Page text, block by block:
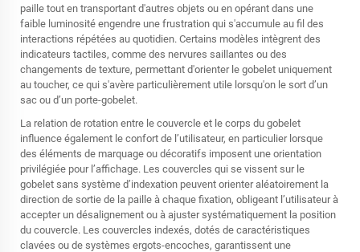
paille tout en transportant d'autres objets ou en opérant dans une
faible luminosité engendre une frustration qui s'accumule au fil des
interactions répétées au quotidien. Certains modèles intègrent des
indicateurs tactiles, comme des nervures saillantes ou des
changements de texture, permettant d'orienter le gobelet uniquement
au toucher, ce qui s'avère particulièrement utile lorsqu'on le sort d’un
sac ou d’un porte-gobelet.
La relation de rotation entre le couvercle et le corps du gobelet
influence également le confort de l’utilisateur, en particulier lorsque
des éléments de marquage ou décoratifs imposent une orientation
privilégiée pour l’affichage. Les couvercles qui se vissent sur le
gobelet sans système d’indexation peuvent orienter aléatoirement la
direction de sortie de la paille à chaque fixation, obligeant l’utilisateur à
accepter un désalignement ou à ajuster systématiquement la position
du couvercle. Les couvercles indexés, dotés de caractéristiques
clavées ou de systèmes ergots-encoches, garantissent une